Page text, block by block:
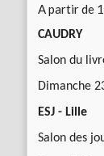
A partir de
CAUDRY
Salon du
Dimanche
ESJ - Lille
Salon des